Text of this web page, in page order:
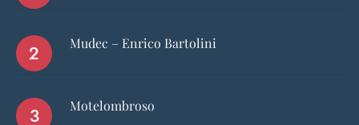
Mudec – Enrico Bartolini
Motelombroso